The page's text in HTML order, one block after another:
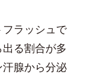
ラッシュで
る割合が多
腺から分泌